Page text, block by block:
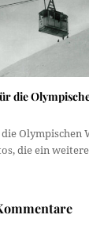
die
Olympischen
die ein